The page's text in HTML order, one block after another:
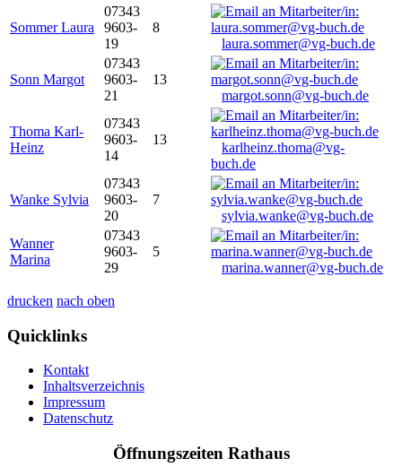
Sommer Laura
07343
9603-
19
8
laura.sommer@vg-buch.de
Sonn Margot
07343
9603-
21
13
margot.sonn@vg-buch.de
Thoma Karl-
Heinz
07343
9603-
14
13
karlheinz.thoma@vg-
buch.de
Wanke Sylvia
07343
9603-
20
7
sylvia.wanke@vg-buch.de
Wanner
Marina
07343
9603-
29
5
marina.wanner@vg-buch.de
drucken nach oben
Quicklinks
Kontakt
Inhaltsverzeichnis
Impressum
Datenschutz
Öffnungszeiten Rathaus